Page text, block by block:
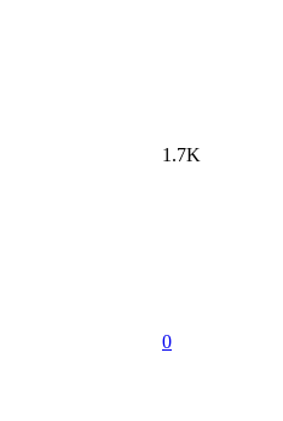
1.7K
0